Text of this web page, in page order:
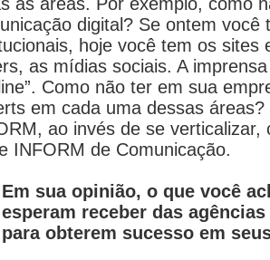
digital? Se ontem você
hoje você tem os sites
as mídias sociais. A
Como não ter em sua
em cada uma dessas áreas?
ao invés de se
INFORM de Comunicação.
Em sua opinião, o que você
esperam receber das
para obterem sucesso em